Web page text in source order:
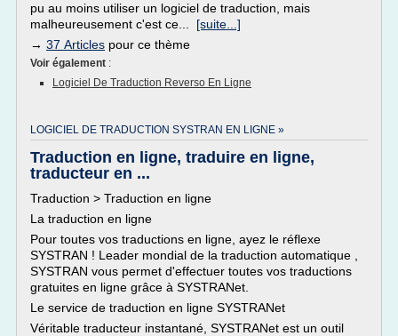
pu au moins utiliser un logiciel de traduction, mais
malheureusement c'est ce... [suite...]
→ 37 Articles pour ce thème
Voir également :
Logiciel De Traduction Reverso En Ligne
LOGICIEL DE TRADUCTION SYSTRAN EN LIGNE »
Traduction en ligne, traduire en ligne,
traducteur en ...
Traduction > Traduction en ligne
La traduction en ligne
Pour toutes vos traductions en ligne, ayez le réflexe
SYSTRAN ! Leader mondial de la traduction automatique ,
SYSTRAN vous permet d'effectuer toutes vos traductions
gratuites en ligne grâce à SYSTRANet.
Le service de traduction en ligne SYSTRANet
Véritable traducteur instantané, SYSTRANet est un outil